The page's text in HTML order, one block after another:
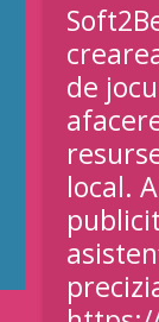
de
local.